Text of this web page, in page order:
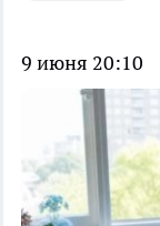
9 июня 20:10